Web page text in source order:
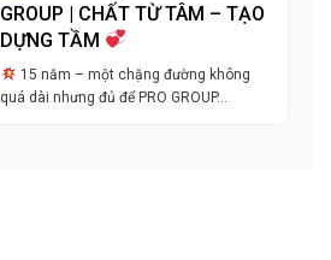
GROUP | CHẤT TỪ TÂM – TẠO
DỰNG TẦM
15 năm – một chặng đường không
quá dài nhưng đủ để PRO GROUP…